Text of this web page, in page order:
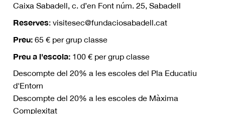
Caixa Sabadell, c. d’en Font núm. 25, Sabadell
Reserves: visitesec@fundaciosabadell.cat
Preu: 65 € per grup classe
Preu a l'escola: 100 € per grup classe
Descompte del 20% a les escoles del Pla Educatiu
d'Entorn
Descompte del 20% a les escoles de Màxima
Complexitat